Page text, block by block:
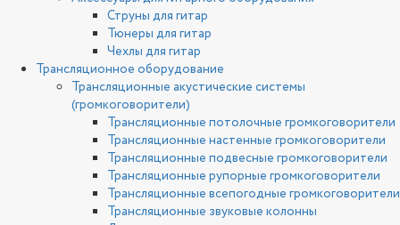
Струны для гитар
Тюнеры для гитар
Чехлы для гитар
Трансляционное оборудование
Трансляционные акустические системы
(громкоговорители)
Трансляционные потолочные громкоговорители
Трансляционные настенные громкоговорители
Трансляционные подвесные громкоговорители
Трансляционные рупорные громкоговорители
Трансляционные всепогодные громкоговорители
Трансляционные звуковые колонны